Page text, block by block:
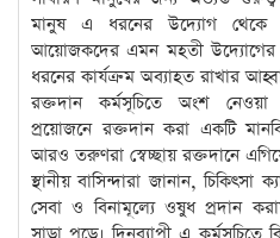
মানুষ এ ধরনের উদ্যোগ থেকে
আয়োজকদের এমন মহতী উদ্যোগের
ধরনের কার্যক্রম অব্যাহত রাখার
রক্তদান কর্মসূচিতে অংশ নেওয়া
প্রয়োজনে রক্তদান করা একটি
আরও তরুণরা স্বেচ্ছায় রক্তদানে
স্থানীয় বাসিন্দারা জানান, চিকিৎসা
সেবা ও বিনামূল্যে ওষুধ প্রদান